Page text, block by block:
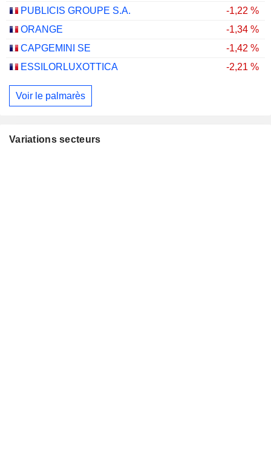
PUBLICIS GROUPE S.A.
-1,22 %
ORANGE
-1,34 %
CAPGEMINI SE
-1,42 %
ESSILORLUXOTTICA
-2,21 %
Voir le palmarès
Variations secteurs